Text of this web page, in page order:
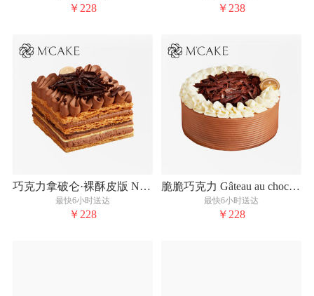
￥228 ￥238
巧克力拿破仑·裸酥皮版 Napoléon Au Chocolat
最快6小时送达
￥228
脆脆巧克力 Gâteau au chocolat croquant
最快6小时送达
￥228